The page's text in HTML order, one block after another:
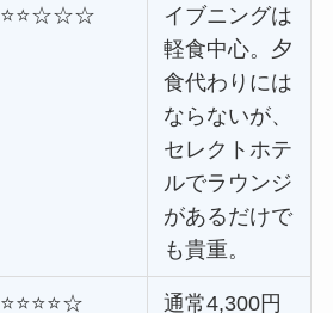
⭐⭐☆☆☆
イブニングは
軽食中心。夕
食代わりには
ならないが、
セレクトホテ
ルでラウンジ
があるだけで
も貴重。
⭐⭐⭐⭐☆
通常4,300円